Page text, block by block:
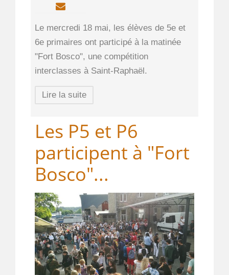
Le mercredi 18 mai, les élèves de 5e et
6e primaires ont participé à la matinée
"Fort Bosco", une compétition
interclasses à Saint-Raphaël.
Lire la suite
Les P5 et P6
participent à "Fort
Bosco"...